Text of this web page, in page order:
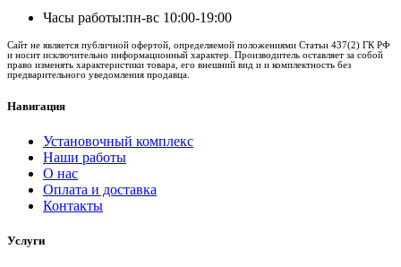
Часы работы:пн-вс 10:00-19:00
Сайт не является публичной офертой, определяемой положениями Статьи 437(2) ГК РФ
и носит исключительно информационный характер. Производитель оставляет за собой
право изменять характеристики товара, его внешний вид и и комплектность без
предварительного уведомления продавца.
Навигация
Установочный комплекс
Наши работы
О нас
Оплата и доставка
Контакты
Услуги